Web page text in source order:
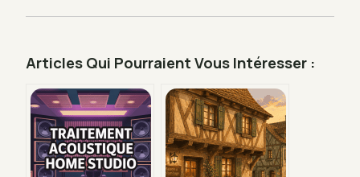
Articles Qui Pourraient Vous Intéresser :